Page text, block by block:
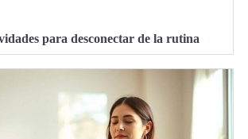
para desconectar de la rutina